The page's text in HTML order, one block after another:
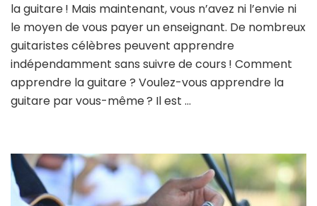
la guitare ! Mais maintenant, vous n’avez ni l’envie ni
le moyen de vous payer un enseignant. De nombreux
guitaristes célèbres peuvent apprendre
indépendamment sans suivre de cours ! Comment
apprendre la guitare ? Voulez-vous apprendre la
guitare par vous-même ? Il est …